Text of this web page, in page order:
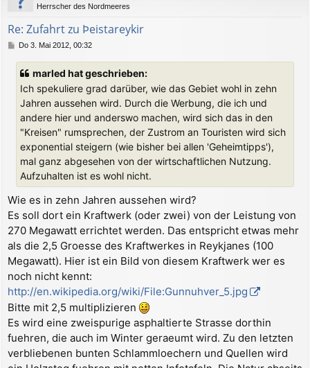
Herrscher des Nordmeeres
Re: Zufahrt zu Þeistareykir
BDo 3. Mai 2012, 00:32
marled hat geschrieben:
Ich spekuliere grad darüber, wie das Gebiet wohl in zehn
Jahren aussehen wird. Durch die Werbung, die ich und
andere hier und anderswo machen, wird sich das in den
"Kreisen" rumsprechen, der Zustrom an Touristen wird sich
exponential steigern (wie bisher bei allen 'Geheimtipps'),
mal ganz abgesehen von der wirtschaftlichen Nutzung.
Aufzuhalten ist es wohl nicht.
Wie es in zehn Jahren aussehen wird?
Es soll dort ein Kraftwerk (oder zwei) von der Leistung von
270 Megawatt errichtet werden. Das entspricht etwas mehr
als die 2,5 Groesse des Kraftwerkes in Reykjanes (100
Megawatt). Hier ist ein Bild von diesem Kraftwerk wer es
noch nicht kennt:
http://en.wikipedia.org/wiki/File:Gunnuhver_5.jpg
Bitte mit 2,5 multiplizieren
Es wird eine zweispurige asphaltierte Strasse dorthin
fuehren, die auch im Winter geraeumt wird. Zu den letzten
verbliebenen bunten Schlammloechern und Quellen wird